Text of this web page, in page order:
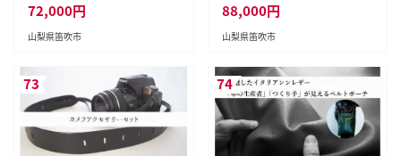
ck
72,000円
山梨県笛吹市
88,000円
山梨県笛吹市
73 74